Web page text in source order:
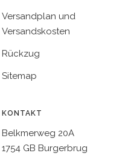
Versandplan und
Versandskosten
Rückzug
Sitemap
KONTAKT
Belkmerweg 20A
1754 GB Burgerbrug